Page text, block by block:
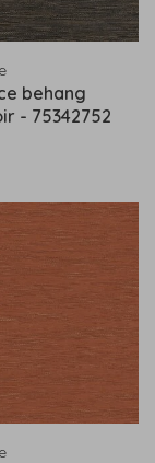
behang
- 75342752